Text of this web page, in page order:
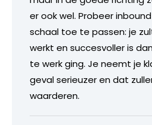
er ook wel. Probeer
schaal toe te passen: je
werkt en succesvoller is
te werk ging. Je neemt je
geval serieuzer en dat
waarderen.